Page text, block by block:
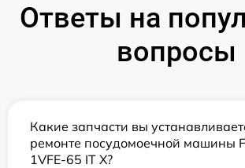
Ответы на
вопросы
Какие запчасти вы
ремонте посудомоечной машины
1VFE-65 IT X?